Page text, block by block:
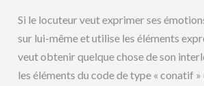
Si le locuteur veut exprimer ses
sur lui-même et utilise les éléments
veut obtenir quelque chose de son
les éléments du code de type « conatif